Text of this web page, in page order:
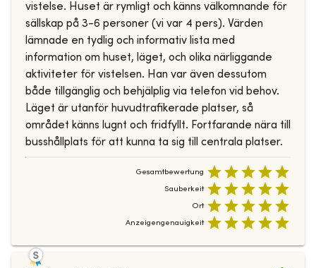
vistelse. Huset är rymligt och känns välkomnande för
sällskap på 3-6 personer (vi var 4 pers). Värden
lämnade en tydlig och informativ lista med
information om huset, läget, och olika närliggande
aktiviteter för vistelsen. Han var även dessutom
både tillgänglig och behjälplig via telefon vid behov.
Läget är utanför huvudtrafikerade platser, så
området känns lugnt och fridfyllt. Fortfarande nära till
busshållplats för att kunna ta sig till centrala platser.
Gesamtbewertung
Sauberkeit
Ort
Anzeigengenauigkeit